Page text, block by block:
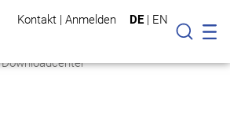
Kontakt | Anmelden DE | EN
Suche
Downloadcenter